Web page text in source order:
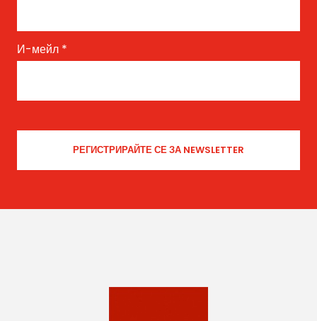
И-мейл *